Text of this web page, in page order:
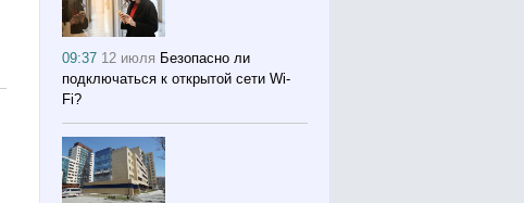
09:37 12 июля Безопасно ли
подключаться к открытой сети Wi-
Fi?